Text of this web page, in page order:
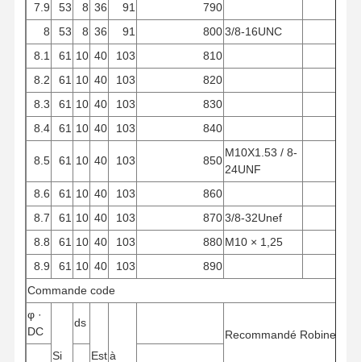
7.9
53 8 36 91
790
8
53 8 36 91 8003/8-16UNC
8.1
61 10 40 103
810
8.2
61 10 40 103
820
8.3
61 10 40 103
830
8.4
61 10 40 103 840
8.5 61 10 40 103 850
M10X1.53 / 8-
24UNF
8.6
61 10 40 103
860
8.7
61 10 40 103 8703/8-32Unef
8.8
61 10 40 103 880 M10 × 1,25
8.9
61 10 40 103
890
Commande code
φ ·
DC
Si
ds
Està
Recommandé Robinet